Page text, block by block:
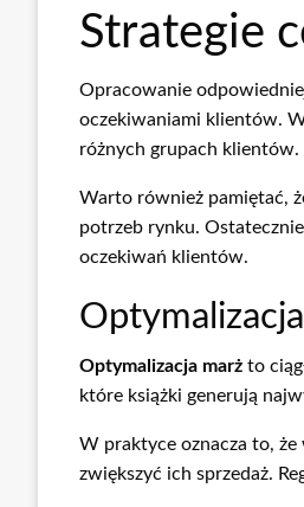
Strategie
Opracowanie
oczekiwaniami klientów.
różnych grupach klientów.
Warto również pamiętać,
potrzeb rynku.
oczekiwań klientów.
Optymalizacja marż to
które książki generują
W praktyce oznacza to,
zwiększyć ich sprzedaż.